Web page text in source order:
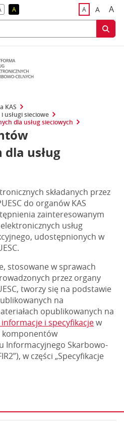
domyślny
Akontrast żółty tekst na czarnym tle
Adomyślna
A A
KAS
usługi sieciowe
dla usług sieciowych
usług
składanych przez
do organów KAS
zainteresowanym
usług
udostępnionych w
stosowane w sprawach
przez organy
tworzy się na podstawie
na
opublikowanych na
informacje i specyfikacjew
komponentów
Informacyjnego Skarbowo-
w części „Specyfikacje